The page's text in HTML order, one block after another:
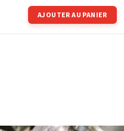
AJOUTER AU PANIER